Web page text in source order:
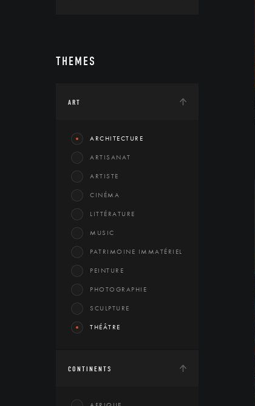
THEMES
ART
ARCHITECTURE
ARTISANAT
ARTISTE
CINÉMA
LITTÉRATURE
MUSIC
PATRIMOINE IMMATÉRIEL
PEINTURE
PHOTOGRAPHIE
SCULPTURE
THÉÂTRE
CONTINENTS